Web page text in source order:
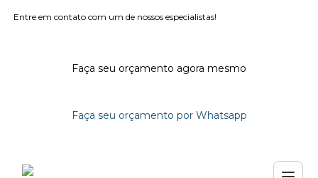
Entre em contato com um de nossos especialistas!
Faça seu orçamento agora mesmo
Faça seu orçamento por Whatsapp